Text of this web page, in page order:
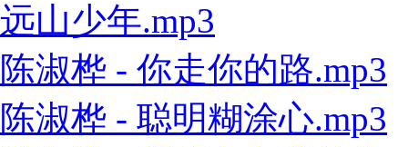
远山少年.mp3
陈淑桦 - 你走你的路.mp3
陈淑桦 - 聪明糊涂心.mp3